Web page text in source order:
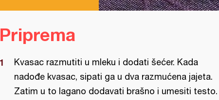
Priprema
Kvasac razmutiti u mleku i dodati šećer. Kada
nadođe kvasac, sipati ga u dva razmućena jajeta.
Zatim u to lagano dodavati brašno i umesiti testo.